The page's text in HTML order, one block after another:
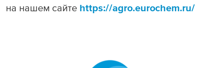
на нашем сайте https://agro.eurochem.ru/